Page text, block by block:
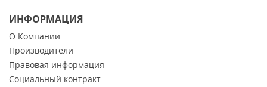
ИНФОРМАЦИЯ
О Компании
Производители
Правовая информация
Социальный контракт